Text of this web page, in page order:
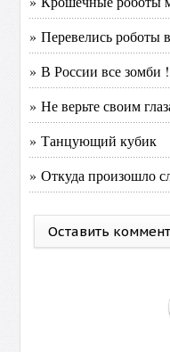
» Перевелись роботы
» В России все зомби !
» Не верьте своим
» Танцующий кубик
» Откуда произошло
Оставить